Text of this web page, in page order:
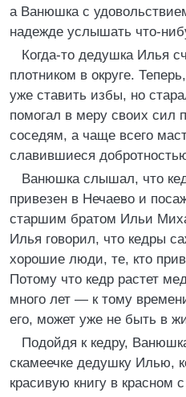
а Ванюшка с
надежде услышать что-
Когда-то дедушка Илья
плотником в округе.
уже ставить избы, но
помогал в меру своих сил
соседям, а чаще всего
славившиеся
Ванюшка слышал, что
привезен в Нечаево и
старшим братом Ильи
Илья говорил, что кедры
хорошие люди, те, кто
Потому что кедр растет
много лет — к тому
его, может уже не быть в
Подойдя к кедру,
скамеечке дедушку Илью,
красивую книгу в красном